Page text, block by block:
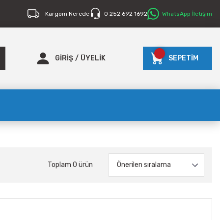
Kargom Nerede 0 252 692 1692 WhatsApp İletişim
GİRİŞ / ÜYELİK SEPETİM
Toplam 0 ürün